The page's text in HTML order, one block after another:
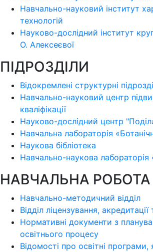
Навчально-науковий інститут
технологій
Науково-дослідний інститут
О. Алексеєвої
ПІДРОЗДІЛИ
Відокремлені структурні
Навчально-науковий центр
кваліфікації
Науково-дослідний центр
Навчальна лабораторія
Наукова бібліотека
Навчально-наукова лабораторія
НАВЧАЛЬНА РОБОТА
Навчально-методичний відділ
Відділ ліцензування, акредитації
Нормативні документи з
освітнього процесу
Відомості про освітні програми,